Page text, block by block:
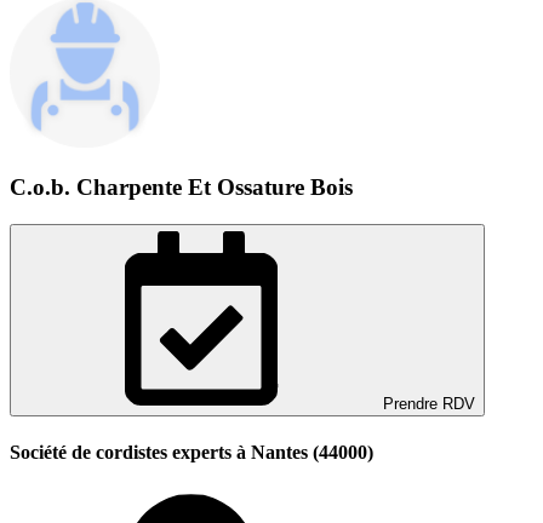
C.o.b. Charpente Et Ossature Bois
Prendre RDV
Société de cordistes experts à Nantes (44000)